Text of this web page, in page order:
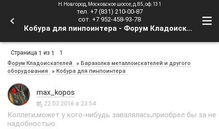
Н.Новгород, Московское шоссе, д.85, оф.131
тел. +7 (831) 210-00-87
сот. +7 952-458-93-78
Кобура для пинпоинтера - Форум Кладоискателей
Страница 1 из 1 1
Форум Кладоискателей » Барахолка металлоискателей и другого
оборудования
» Кобура для пинпоинтера
max_kopos
22.03.2016 в 23:54
Коллеги,может у кого-нибудь завалялась,приобрел бы за не
надобностью.